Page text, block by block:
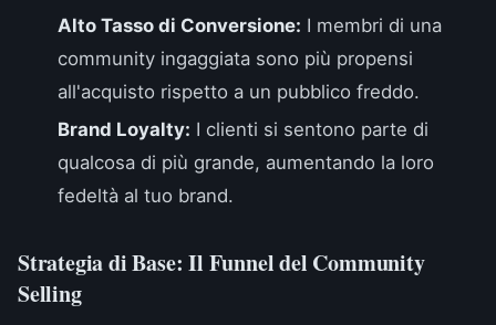
Alto Tasso di Conversione: I membri di una
community ingaggiata sono più propensi
all'acquisto rispetto a un pubblico freddo.
Brand Loyalty: I clienti si sentono parte di
qualcosa di più grande, aumentando la loro
fedeltà al tuo brand.
Strategia di Base: Il Funnel del Community
Selling